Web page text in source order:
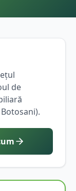
de
Botosani).